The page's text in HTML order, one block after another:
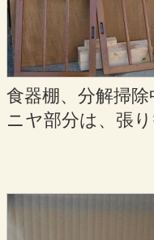
食器棚、分解掃
ニヤ部分は、張